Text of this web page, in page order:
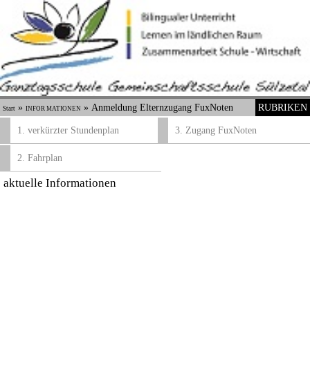
RUBRIKEN
Start » INFOR MATIONEN » Anmeldung Elternzugang FuxNoten
1. verkürzter Stundenplan
2. Fahrplan
3. Zugang FuxNoten
aktuelle Informationen